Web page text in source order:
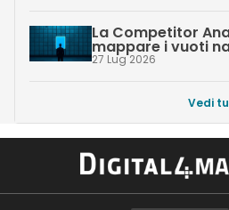
La Competitor
mappare i vuoti
27 Lug 2026
Vedi